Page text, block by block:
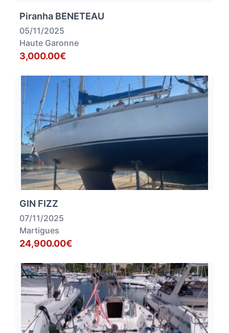
Piranha BENETEAU
05/11/2025
Haute Garonne
3,000.00€
GIN FIZZ
07/11/2025
Martigues
24,900.00€